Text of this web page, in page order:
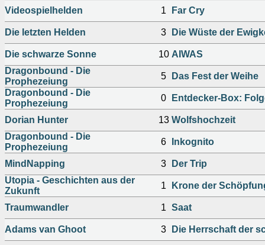
Videospielhelden 1 Far Cry
Die letzten Helden 3 Die Wüste der
Die schwarze Sonne 10 AIWAS
Dragonbound - Die
Prophezeiung
5
Das Fest der Weihe
Dragonbound - Die
Prophezeiung
0 Entdecker-Box:
Dorian Hunter 13 Wolfshochzeit
Dragonbound - Die
Prophezeiung
6 Inkognito
MindNapping 3
Der Trip
Utopia - Geschichten aus der
Zukunft
1 Krone der
Traumwandler 1 Saat
Adams van Ghoot 3 Die Herrschaft der